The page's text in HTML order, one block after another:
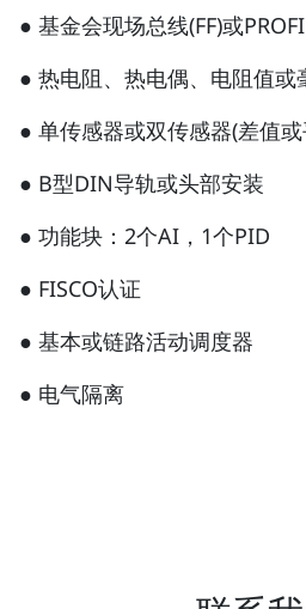
● 基金会现场总线(FF)或
● 热电阻、热电偶、电阻值或
● 单传感器或双传感器(差值或
● B型DIN导轨或头部安装
● 功能块：2个AI，1个PID
● FISCO认证
● 基本或链路活动调度器
● 电气隔离